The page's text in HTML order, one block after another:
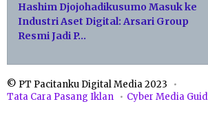
Hashim Djojohadikusumo Masuk ke
Industri Aset Digital: Arsari Group
Resmi Jadi P…
© PT Pacitanku Digital Media 2023
Tata Cara Pasang Iklan
Cyber Media